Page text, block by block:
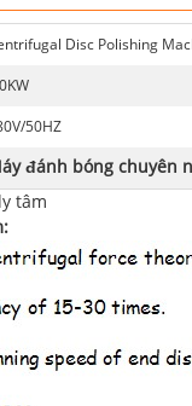
Disc Polishing
50HZ
đánh bóng chuyên
tâm